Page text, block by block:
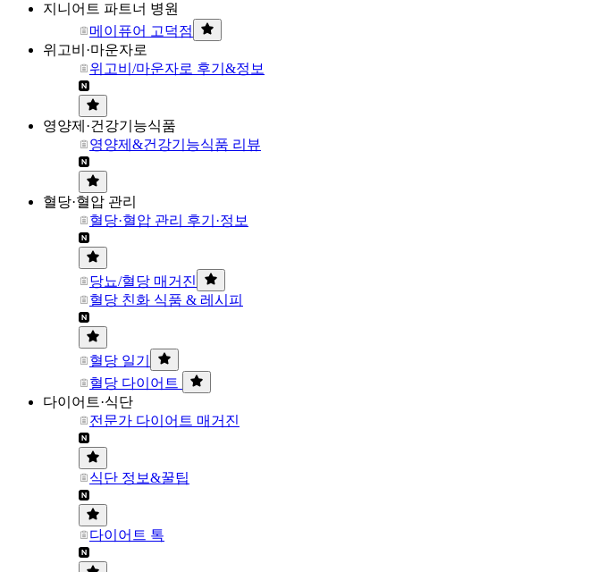
지니어트 파트너 병원
메이퓨어 고덕점
위고비·마운자로
위고비/마운자로 후기&정보
영양제·건강기능식품
영양제&건강기능식품 리뷰
혈당·혈압 관리
혈당·혈압 관리 후기·정보
당뇨/혈당 매거진
혈당 친화 식품 & 레시피
혈당 일기
혈당 다이어트
다이어트·식단
전문가 다이어트 매거진
식단 정보&꿀팁
다이어트 톡